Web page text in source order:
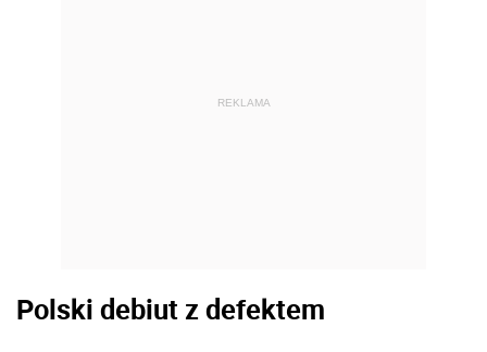
REKLAMA
Polski debiut z defektem